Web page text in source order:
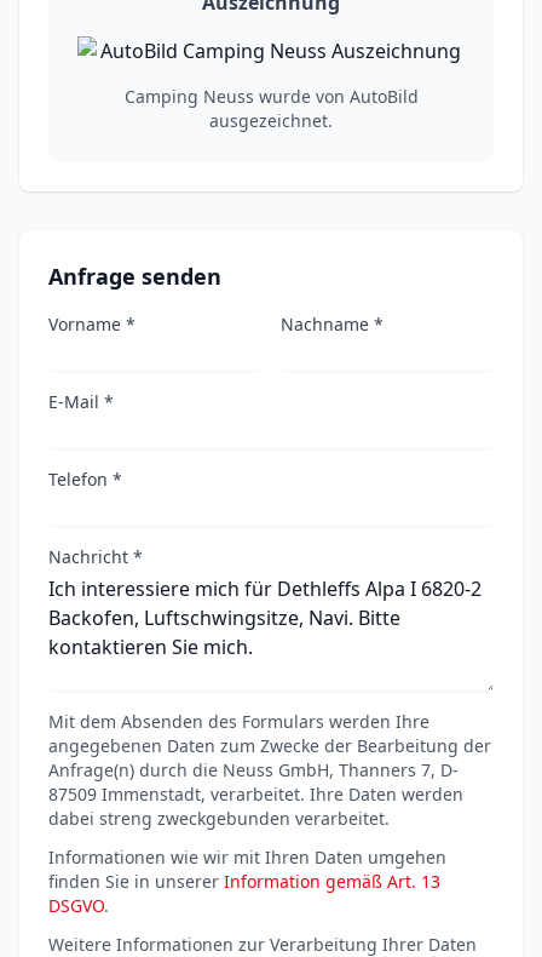
Camping Neuss wurde von AutoBild
ausgezeichnet.
Anfrage senden
Vorname * Nachname *
E-Mail *
Telefon *
Nachricht *
Mit dem Absenden des Formulars werden Ihre
angegebenen Daten zum Zwecke der Bearbeitung der
Anfrage(n) durch die Neuss GmbH, Thanners 7, D-
87509 Immenstadt, verarbeitet. Ihre Daten werden
dabei streng zweckgebunden verarbeitet.
Informationen wie wir mit Ihren Daten umgehen
finden Sie in unserer Information gemäß Art. 13
DSGVO.
Weitere Informationen zur Verarbeitung Ihrer Daten